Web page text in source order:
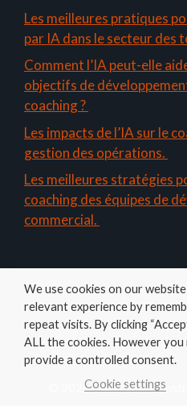
Les meilleures pratiques
par IA dans le secteur des
Comment l’IA peut-elle
objectifs de
coaching ?
Les impacts de l’IA sur le
gestion des opérations.
Les meilleures stratégies
coaching des équipes de
commercial.
© 2026 Coacher•
We use cookies on our
relevant experience by
repeat visits. By clicking
ALL the cookies. However
provide a controlled consent.
Cookie settings